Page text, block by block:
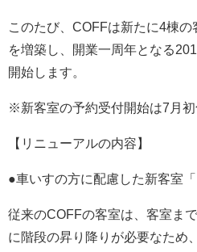
このたび、COFFは新たに4棟
を増築し、開業一周年となる
開始します。
※新客室の予約受付開始は7月初
【リニューアルの内容】
●車いすの方に配慮した新客室「
従来のCOFFの客室は、客室ま
に階段の昇り降りが必要なため